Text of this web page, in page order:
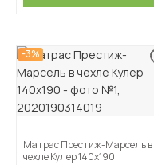
-3%
Матрас Престиж-Марсель в
чехле Кулер 140х190